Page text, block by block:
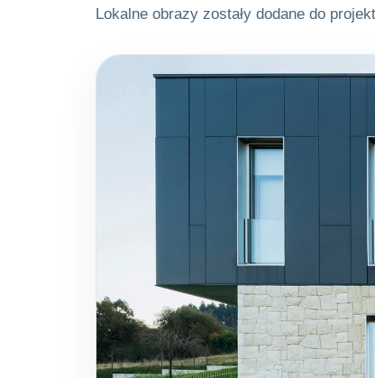
Lokalne obrazy zostały dodane do